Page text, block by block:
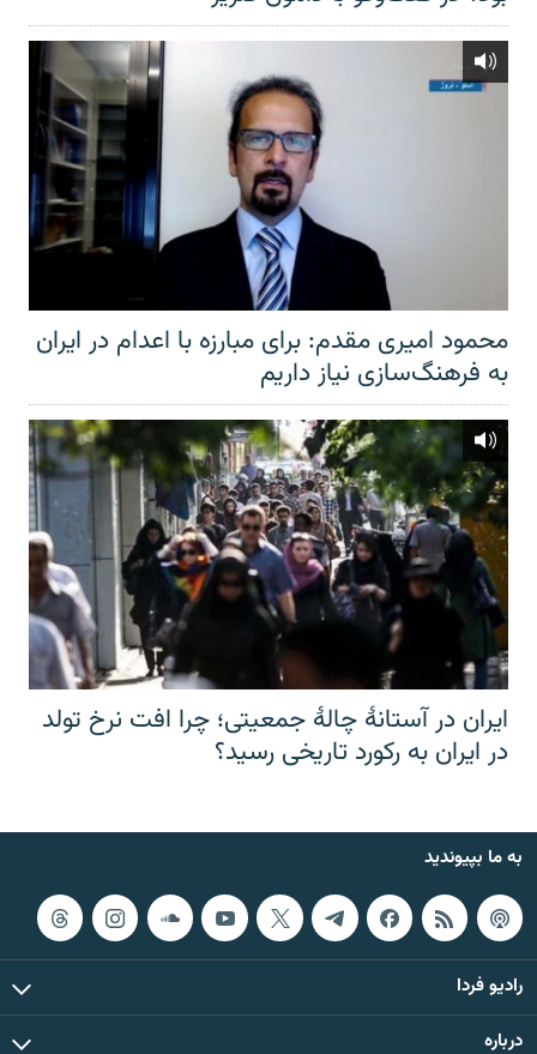
محمود امیری مقدم: برای مبارزه با اعدام در ایران
به فرهنگ‌سازی نیاز داریم
ایران در آستانهٔ چالهٔ جمعیتی؛ چرا افت نرخ تولد
در ایران به رکورد تاریخی رسید؟
به ما بپیوندید
رادیو فردا
درباره